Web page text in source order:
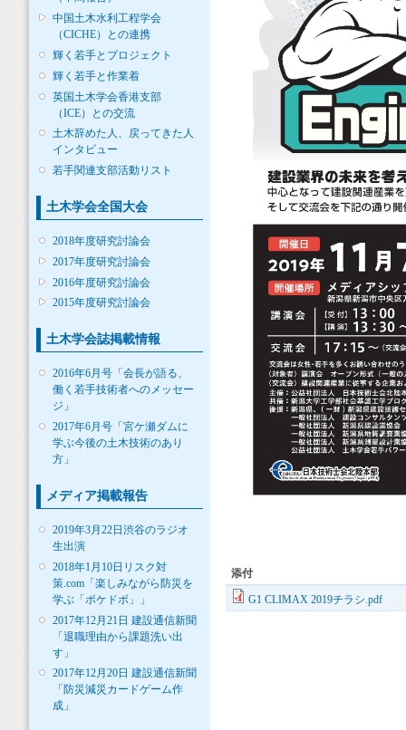
中国土木水利工程学会
（CICHE）との連携
輝く若手とプロジェクト
輝く若手と作業着
英国土木学会香港支部
（ICE）との交流
土木辞めた人、戻ってきた人
インタビュー
若手関連支部活動リスト
土木学会全国大会
2018年度研究討論会
2017年度研究討論会
2016年度研究討論会
2015年度研究討論会
土木学会誌掲載情報
2016年6月号「会長が語る、
働く若手技術者へのメッセー
ジ」
2017年6月号「宮ケ瀬ダムに
学ぶ今後の土木技術のあり
方」
メディア掲載報告
2019年3月22日渋谷のラジオ
生出演
2018年1月10日リスク対
策.com「楽しみながら防災を
学ぶ「ポケドボ」」
2017年12月21日 建設通信新聞
「退職理由から課題洗い出
す」
2017年12月20日 建設通信新聞
「防災減災カードゲーム作
成」
添付
G1 CLIMAX 2019チラシ.pdf